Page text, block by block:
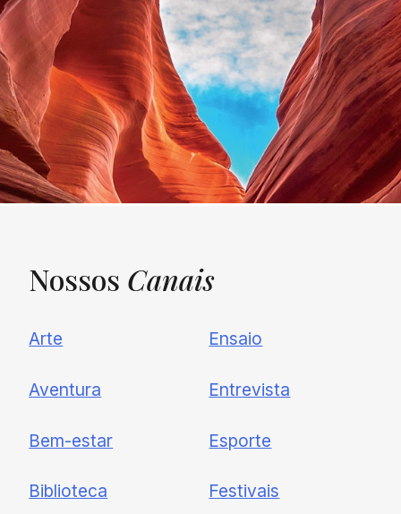
UNQUIET
Newsletter
nossas novidades.
Nossos Canais
Arte
Aventura
Bem-estar
Biblioteca
Ensaio
Entrevista
Esporte
Festivais